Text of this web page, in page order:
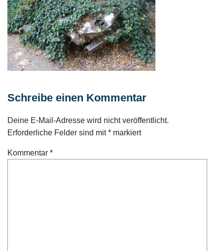
Schreibe einen Kommentar
Deine E-Mail-Adresse wird nicht veröffentlicht.
Erforderliche Felder sind mit* markiert
Kommentar *